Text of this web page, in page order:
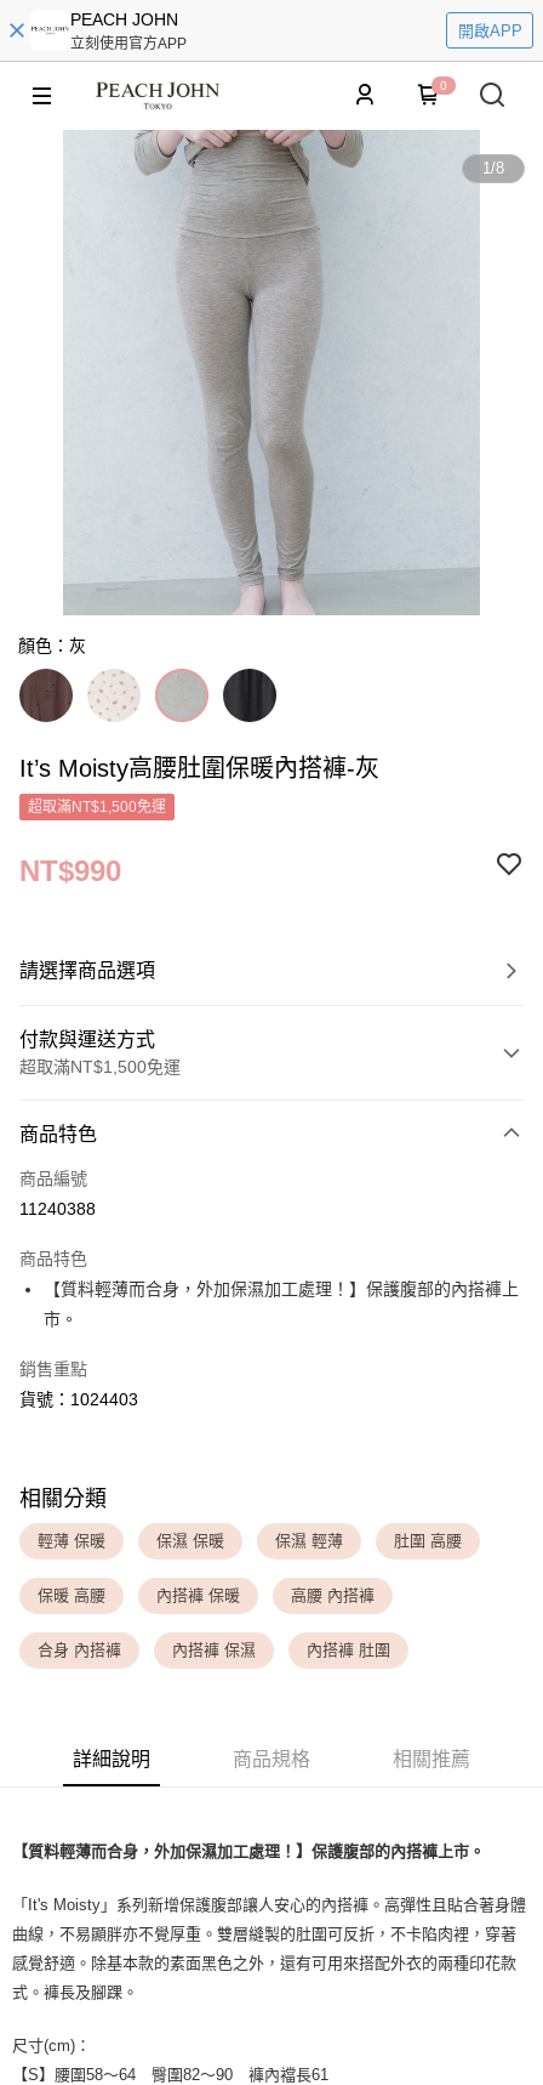
PEACH JOHN
立刻使用官方APP
開啟APP
0
1/8
顏色：灰
It’s Moisty高腰肚圍保暖內搭褲-灰
超取滿NT$1,500免運
NT$990
請選擇商品選項
付款與運送方式
超取滿NT$1,500免運
信用卡一次付款
超商取貨付款
Apple Pay
全家取貨付款
每筆NT$80，滿NT$1,500(含以上)免運費
<無合作配送請勿選取>萊爾富取貨付款
<無合作配送請勿選取>付款後萊爾富取貨
每筆NT$9,999
付款後7-11取貨
黑貓宅配
離島宅配
每筆NT$200，滿NT$1,500(含以上)免運費
商品特色
商品編號
11240388
商品特色
【質料輕薄而合身，外加保濕加工處理！】保護腹部的內搭褲上
市。
銷售重點
貨號：1024403
相關分類
輕薄 保暖 保濕 保暖 保濕 輕薄 肚圍 高腰
保暖 高腰 內搭褲 保暖 高腰 內搭褲
合身 內搭褲 內搭褲 保濕 內搭褲 肚圍
詳細說明 商品規格 相關推薦
【質料輕薄而合身，外加保濕加工處理！】保護腹部的內搭褲上市。
「It's Moisty」系列新增保護腹部讓人安心的內搭褲。高彈性且貼合著身體
曲線，不易顯胖亦不覺厚重。雙層縫製的肚圍可反折，不卡陷肉裡，穿著
感覺舒適。除基本款的素面黑色之外，還有可用來搭配外衣的兩種印花款
式。褲長及腳踝。
尺寸(cm)：
【S】腰圍58～64 臀圍82～90 褲內襠長61